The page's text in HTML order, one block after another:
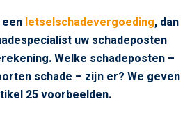
letselschadevergoeding, dan
uw schadeposten
Welke schadeposten –
schade – zijn er? We geven
25 voorbeelden.